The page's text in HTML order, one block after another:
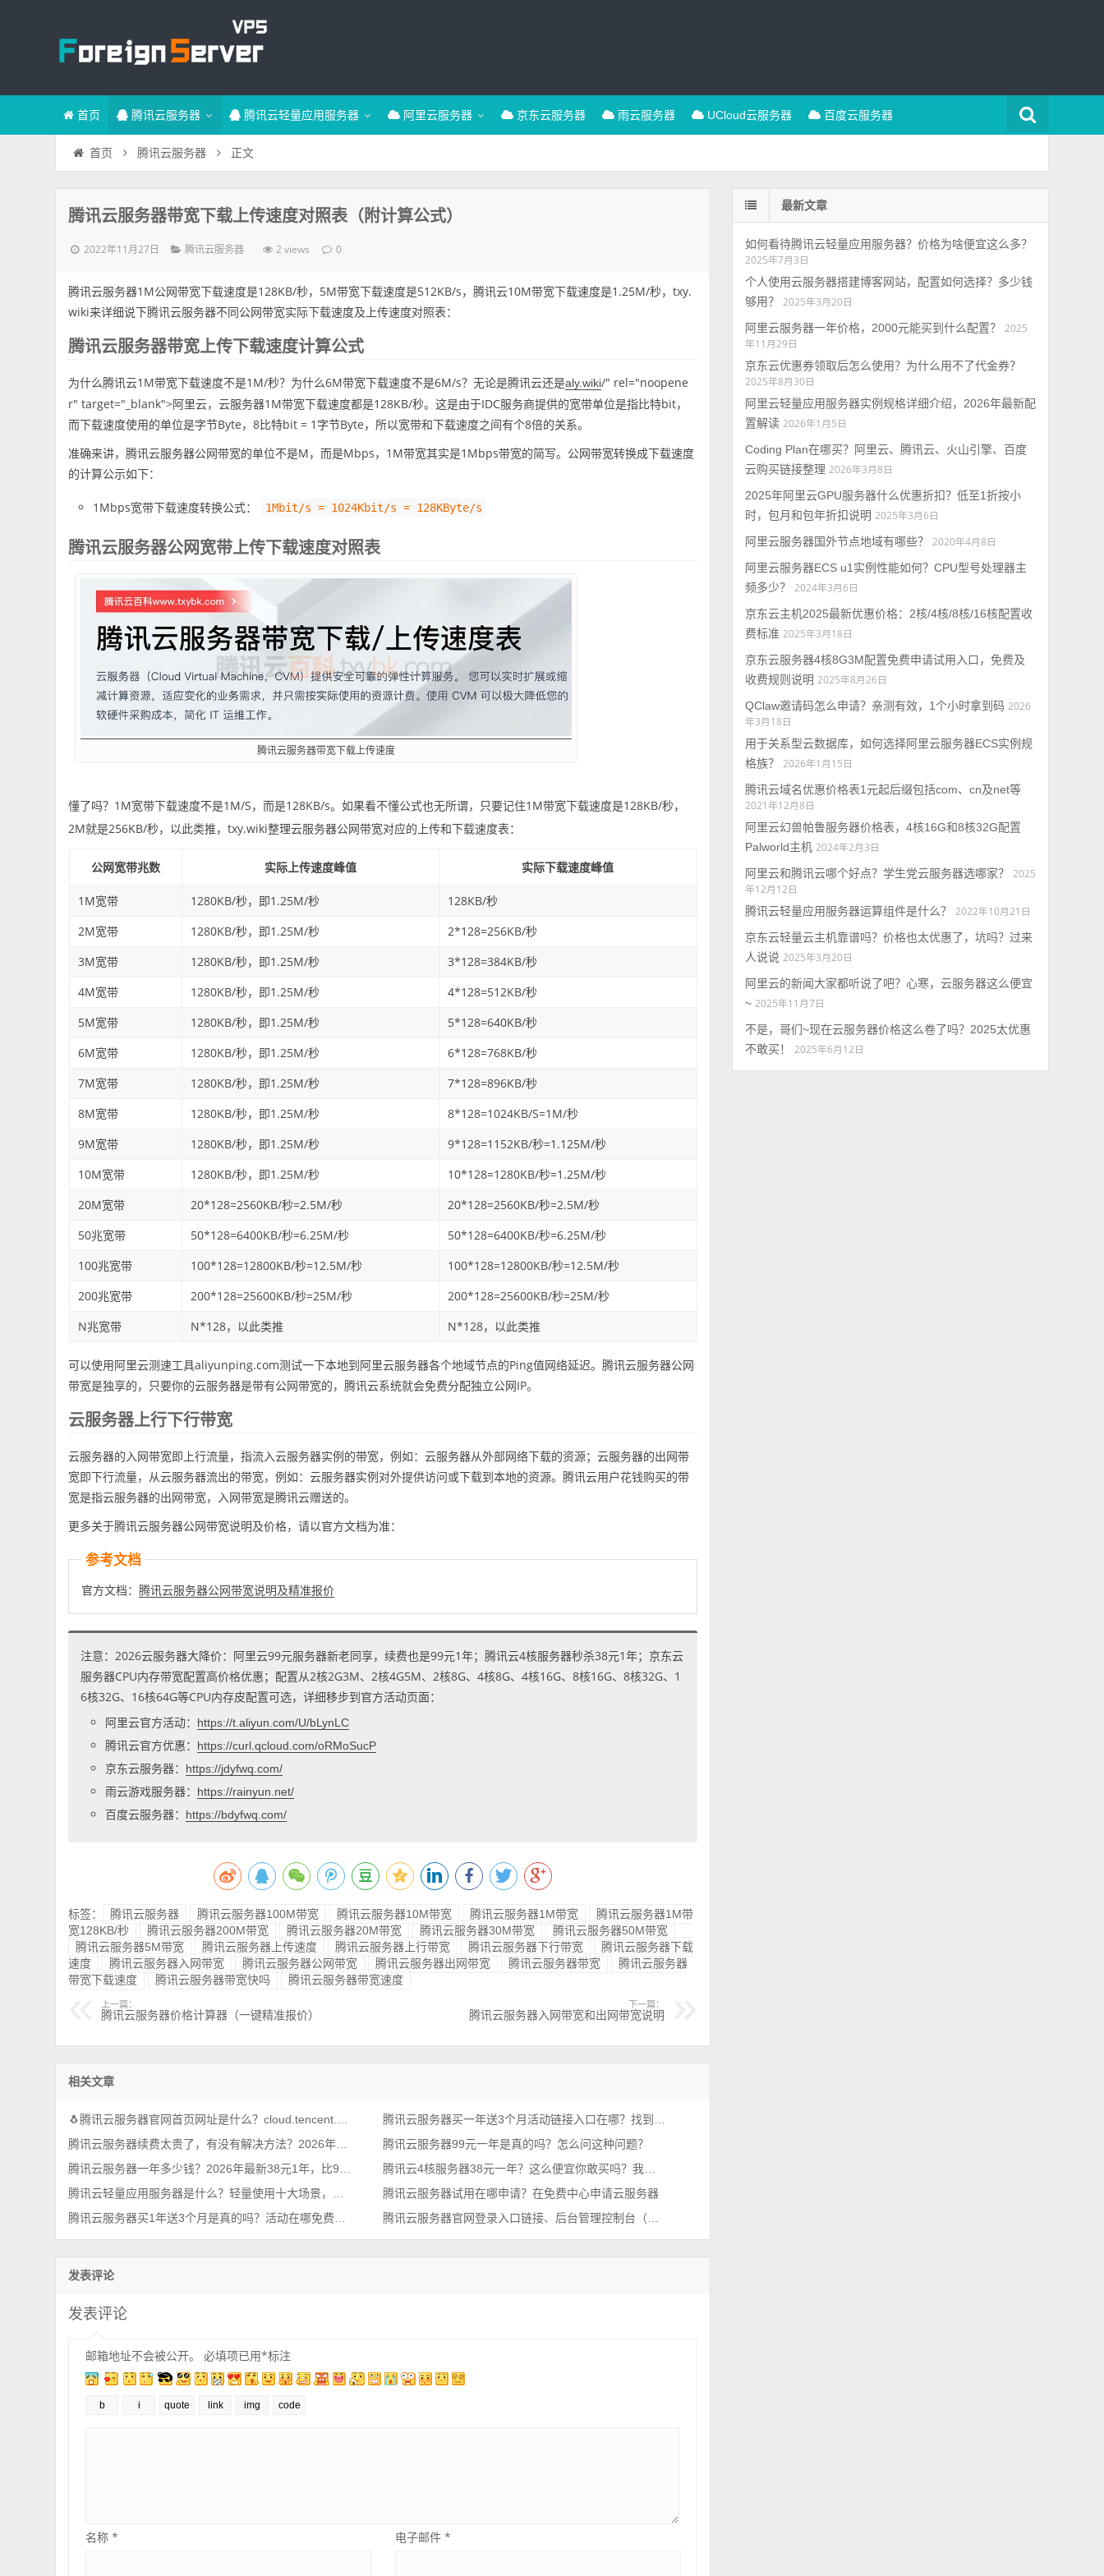
首页 腾讯云服务器 腾讯云轻量应用服务器 阿里云服务器 京东云服务器 雨云服务器 UCloud云服务器 百度云服务器
首页 腾讯云服务器 正文
腾讯云服务器带宽下载上传速度对照表（附计算公式）
2022年11月27日 腾讯云服务器 2 views 0
腾讯云服务器1M公网带宽下载速度是128KB/秒，5M带宽下载速度是512KB/s，腾讯云10M带宽下载速度是1.25M/秒，txy.
wiki来详细说下腾讯云服务器不同公网带宽实际下载速度及上传速度对照表：
腾讯云服务器带宽上传下载速度计算公式
为什么腾讯云1M带宽下载速度不是1M/秒？为什么6M带宽下载速度不是6M/s？无论是腾讯云还是aly.wiki/" rel="noopene
r" target="_blank">阿里云，云服务器1M带宽下载速度都是128KB/秒。这是由于IDC服务商提供的宽带单位是指比特bit，
而下载速度使用的单位是字节Byte，8比特bit = 1字节Byte，所以宽带和下载速度之间有个8倍的关系。
准确来讲，腾讯云服务器公网带宽的单位不是M，而是Mbps，1M带宽其实是1Mbps带宽的简写。公网带宽转换成下载速度
的计算公示如下：
1Mbps宽带下载速度转换公式： 1Mbit/s = 1024Kbit/s = 128KByte/s
腾讯云服务器公网宽带上传下载速度对照表
腾讯云服务器带宽下载上传速度
懂了吗？1M宽带下载速度不是1M/S，而是128KB/s。如果看不懂公式也无所谓，只要记住1M带宽下载速度是128KB/秒，
2M就是256KB/秒，以此类推，txy.wiki整理云服务器公网带宽对应的上传和下载速度表：
公网宽带兆数 实际上传速度峰值 实际下载速度峰值
1M宽带 1280KB/秒，即1.25M/秒
128KB/秒
2M宽带
1280KB/秒，即1.25M/秒
2*128=256KB/秒
3M宽带
1280KB/秒，即1.25M/秒
3*128=384KB/秒
4M宽带
1280KB/秒，即1.25M/秒
4*128=512KB/秒
5M宽带
1280KB/秒，即1.25M/秒
5*128=640KB/秒
6M宽带
1280KB/秒，即1.25M/秒
6*128=768KB/秒
7M宽带
1280KB/秒，即1.25M/秒
7*128=896KB/秒
8M宽带
1280KB/秒，即1.25M/秒
8*128=1024KB/S=1M/秒
9M宽带
1280KB/秒，即1.25M/秒
9*128=1152KB/秒=1.125M/秒
10M宽带
1280KB/秒，即1.25M/秒
10*128=1280KB/秒=1.25M/秒
20M宽带
20*128=2560KB/秒=2.5M/秒
20*128=2560KB/秒=2.5M/秒
50兆宽带
50*128=6400KB/秒=6.25M/秒
50*128=6400KB/秒=6.25M/秒
100兆宽带
100*128=12800KB/秒=12.5M/秒
100*128=12800KB/秒=12.5M/秒
200兆宽带
200*128=25600KB/秒=25M/秒
200*128=25600KB/秒=25M/秒
N兆宽带
N*128，以此类推 N*128，以此类推
可以使用阿里云测速工具aliyunping.com测试一下本地到阿里云服务器各个地域节点的Ping值网络延迟。腾讯云服务器公网
带宽是独享的，只要你的云服务器是带有公网带宽的，腾讯云系统就会免费分配独立公网IP。
云服务器上行下行带宽
云服务器的入网带宽即上行流量，指流入云服务器实例的带宽，例如：云服务器从外部网络下载的资源；云服务器的出网带
宽即下行流量，从云服务器流出的带宽，例如：云服务器实例对外提供访问或下载到本地的资源。腾讯云用户花钱购买的带
宽是指云服务器的出网带宽，入网带宽是腾讯云赠送的。
更多关于腾讯云服务器公网带宽说明及价格，请以官方文档为准：
参考文档
官方文档：腾讯云服务器公网带宽说明及精准报价
注意：2026云服务器大降价：阿里云99元服务器新老同享，续费也是99元1年；腾讯云4核服务器秒杀38元1年；京东云
服务器CPU内存带宽配置高价格优惠；配置从2核2G3M、2核4G5M、2核8G、4核8G、4核16G、8核16G、8核32G、1
6核32G、16核64G等CPU内存皮配置可选，详细移步到官方活动页面：
阿里云官方活动：
https://t.aliyun.com/U/bLynLC
腾讯云官方优惠： https://curl.qcloud.com/oRMoSucP
京东云服务器： https://jdyfwq.com/
雨云游戏服务器： https://rainyun.net/
百度云服务器： https://bdyfwq.com/
标签： 腾讯云服务器 腾讯云服务器100M带宽 腾讯云服务器10M带宽 腾讯云服务器1M带宽
腾讯云服务器1M带
宽128KB/秒
腾讯云服务器200M带宽 腾讯云服务器20M带宽 腾讯云服务器30M带宽
腾讯云服务器50M带宽
腾讯云服务器5M带宽
腾讯云服务器上传速度 腾讯云服务器上行带宽 腾讯云服务器下行带宽
腾讯云服务器下载
速度
腾讯云服务器入网带宽 腾讯云服务器公网带宽 腾讯云服务器出网带宽 腾讯云服务器带宽
腾讯云服务器
带宽下载速度
腾讯云服务器带宽快吗 腾讯云服务器带宽速度
上一篇：
腾讯云服务器价格计算器（一键精准报价）
下一篇：
腾讯云服务器入网带宽和出网带宽说明
相关文章
腾讯云服务器99元一年是真的吗？怎么问这种问题？
腾讯云服务器试用在哪申请？在免费中心申请云服务器
发表评论
发表评论
邮箱地址不会被公开。 必填项已用*标注
名称* 电子邮件 *
最新文章
如何看待腾讯云轻量应用服务器？价格为啥便宜这么多？
2025年7月3日
个人使用云服务器搭建博客网站，配置如何选择？多少钱
够用？
2025年3月20日
阿里云服务器一年价格，2000元能买到什么配置？
2025
年11月29日
京东云优惠券领取后怎么使用？为什么用不了代金券？
2025年8月30日
阿里云轻量应用服务器实例规格详细介绍，2026年最新配
置解读 2026年1月5日
Coding Plan在哪买？阿里云、腾讯云、火山引擎、百度
云购买链接整理 2026年3月8日
2025年阿里云GPU服务器什么优惠折扣？低至1折按小
时，包月和包年折扣说明 2025年3月6日
阿里云服务器国外节点地域有哪些？
2020年4月8日
阿里云服务器ECS u1实例性能如何？CPU型号处理器主
频多少？
2024年3月6日
京东云主机2025最新优惠价格：2核/4核/8核/16核配置收
费标准 2025年3月18日
京东云服务器4核8G3M配置免费申请试用入口，免费及
收费规则说明 2025年8月26日
QClaw邀请码怎么申请？亲测有效，1个小时拿到码 2026
年3月18日
用于关系型云数据库，如何选择阿里云服务器ECS实例规
格族？
2026年1月15日
腾讯云域名优惠价格表1元起后缀包括com、cn及net等
2021年12月8日
阿里云幻兽帕鲁服务器价格表，4核16G和8核32G配置
Palworld主机 2024年2月3日
阿里云和腾讯云哪个好点？学生党云服务器选哪家？
2025
年12月12日
腾讯云轻量应用服务器运算组件是什么？
2022年10月21日
京东云轻量云主机靠谱吗？价格也太优惠了，坑吗？过来
人说说 2025年3月20日
阿里云的新闻大家都听说了吧？心寒，云服务器这么便宜
~ 2025年11月7日
不是，哥们~现在云服务器价格这么卷了吗？2025太优惠
不敢买！
2025年6月12日